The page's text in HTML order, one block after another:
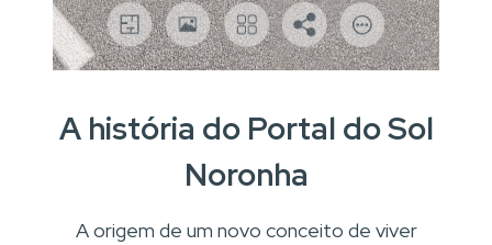
A história do Portal do Sol
Noronha
A origem de um novo conceito de viver